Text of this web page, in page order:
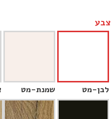
צבע
לבן-מט שמנת-מט